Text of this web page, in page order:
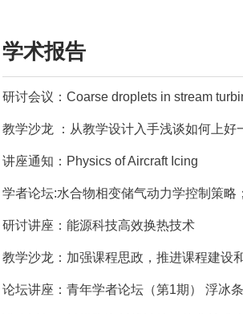
学术报告
研讨会议：Coarse droplets in stream
教学沙龙 ：从教学设计入手浅谈如何上好
讲座通知：Physics of Aircraft Icing
研讨讲座：能源科技高效换热技术
教学沙龙：加强课程思政，推进课程建设